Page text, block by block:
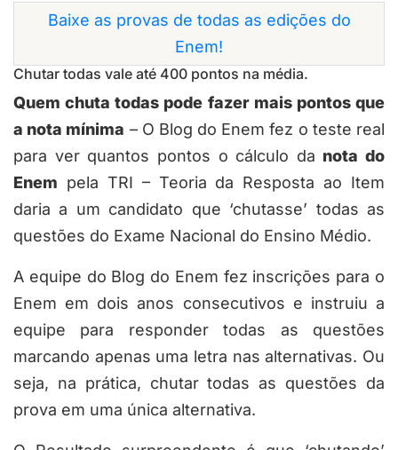
Baixe as provas de todas as edições do
Enem!
Chutar todas vale até 400 pontos na média.
Quem chuta todas pode fazer mais pontos que
a nota mínima – O Blog do Enem fez o teste real
para ver quantos pontos o cálculo da nota do
Enem pela TRI – Teoria da Resposta ao Item
daria a um candidato que ‘chutasse’ todas as
questões do Exame Nacional do Ensino Médio.
A equipe do Blog do Enem fez inscrições para o
Enem em dois anos consecutivos e instruiu a
equipe para responder todas as questões
marcando apenas uma letra nas alternativas. Ou
seja, na prática, chutar todas as questões da
prova em uma única alternativa.